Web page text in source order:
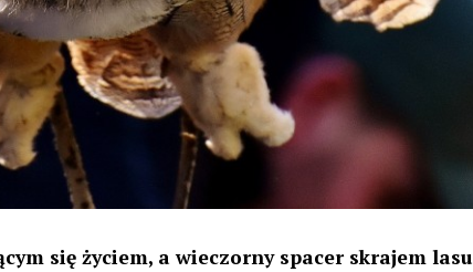
się życiem, a wieczorny spacer skrajem lasu